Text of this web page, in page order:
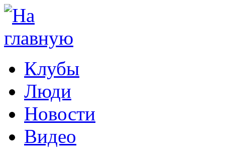
Перейти к основному содержанию
Клубы
Люди
Новости
Видео